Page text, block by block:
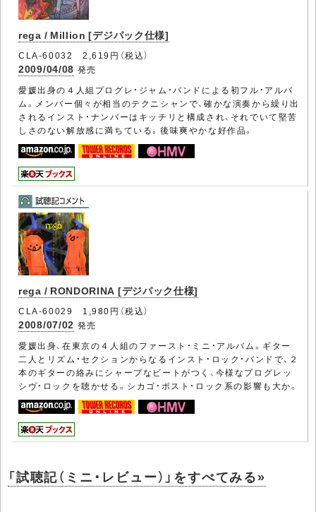
rega / Million [デジパック仕様]
CLA-60032 2,619円（税込）
2009/04/08 発売
愛媛出身の４人組プログレ・ジャム・バンドによる初フル・アルバ
ム。メンバー個々が相当のテクニシャンで、確かな演奏から繰り出
されるインスト・ナンバーはキッチリと構成され、それでいて堅苦
しさのない解放感に満ちている。後味爽やかな好作品。
rega / RONDORINA [デジパック仕様]
CLA-60029 1,980円（税込）
2008/07/02 発売
愛媛出身、在東京の４人組のファースト・ミニ・アルバム。ギター
二人とリズム・セクションからなるインスト・ロック・バンドで、２
本のギターの絡みにシャープなビートがつく、今様なプログレッ
シヴ・ロックを聴かせる。シカゴ・ポスト・ロック系の影響も大か。
「試聴記（ミニ・レビュー）」をすべてみる»